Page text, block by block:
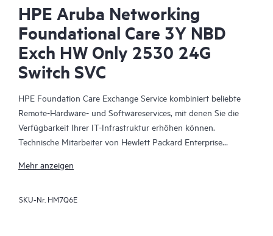
HPE Aruba Networking
Foundational Care 3Y NBD
Exch HW Only 2530 24G
Switch SVC
HPE Foundation Care Exchange Service kombiniert beliebte
Remote-Hardware- und Softwareservices, mit denen Sie die
Verfügbarkeit Ihrer IT-Infrastruktur erhöhen können.
Technische Mitarbeiter von Hewlett Packard Enterprise
Behebung von Hardware- und Softwareproblemen zu
Mehr anzeigen
SKU-Nr. HM7Q6E